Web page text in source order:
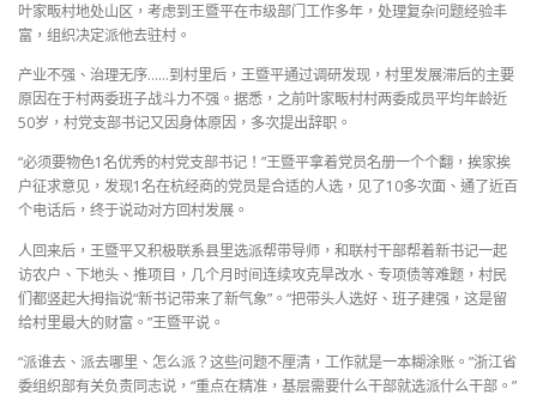
叶家畈村地处山区，考虑到王暨平在市级部门工作多年，处理复杂问题经验丰
富，组织决定派他去驻村。
产业不强、治理无序……到村里后，王暨平通过调研发现，村里发展滞后的主要
原因在于村两委班子战斗力不强。据悉，之前叶家畈村村两委成员平均年龄近
50岁，村党支部书记又因身体原因，多次提出辞职。
“必须要物色1名优秀的村党支部书记！”王暨平拿着党员名册一个个翻，挨家挨
户征求意见，发现1名在杭经商的党员是合适的人选，见了10多次面、通了近百
个电话后，终于说动对方回村发展。
人回来后，王暨平又积极联系县里选派帮带导师，和联村干部帮着新书记一起
访农户、下地头、推项目，几个月时间连续攻克旱改水、专项债等难题，村民
们都竖起大拇指说“新书记带来了新气象”。“把带头人选好、班子建强，这是留
给村里最大的财富。”王暨平说。
“派谁去、派去哪里、怎么派？这些问题不厘清，工作就是一本糊涂账。”浙江省
委组织部有关负责同志说，“重点在精准，基层需要什么干部就选派什么干部。”